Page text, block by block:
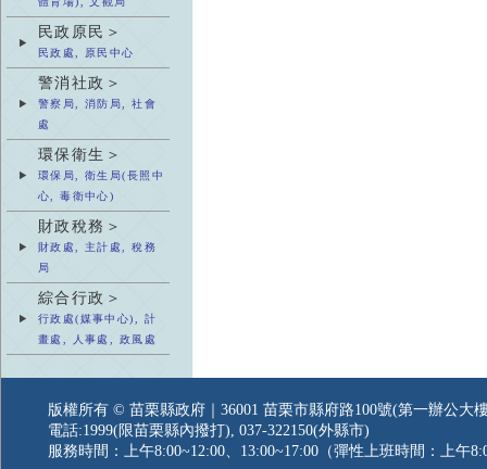
民政原民＞
民政處, 原民中心
警消社政＞
警察局, 消防局, 社會
處
環保衛生＞
環保局, 衛生局(長照中
心, 毒衛中心)
財政稅務＞
財政處, 主計處, 稅務
局
綜合行政＞
行政處(媒事中心), 計
畫處, 人事處, 政風處
版權所有 © 苗栗縣政府｜36001 苗栗市縣府路100號(第一辦公大
電話:1999(限苗栗縣內撥打), 037-322150(外縣市)
服務時間：上午8:00~12:00、13:00~17:00（彈性上班時間：上午